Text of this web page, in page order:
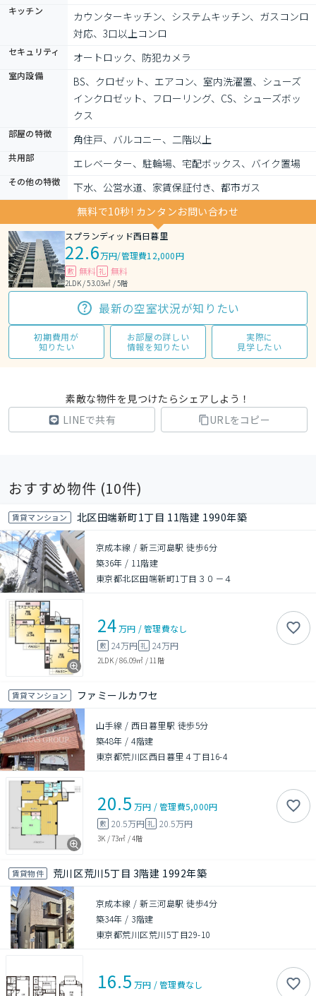
キッチン
カウンターキッチン、システムキッチン、ガスコンロ
対応、3口以上コンロ
セキュリティ オートロック、防犯カメラ
室内設備
BS、クロゼット、エアコン、室内洗濯置、シューズ
インクロゼット、フローリング、CS、シューズボッ
クス
部屋の特徴 角住戸、バルコニー、二階以上
共用部 エレベーター、駐輪場、宅配ボックス、バイク置場
その他の特徴
下水、公営水道、家賃保証付き、都市ガス
無料で10秒! カンタンお問い合わせ
スプランディッド西日暮里
22.6万円/管理費12,000円
敷 無料 礼 無料
2LDK / 53.03㎡ / 5階
最新の空室状況が知りたい
初期費用が
知りたい
お部屋の詳しい
情報を知りたい
実際に
見学したい
素敵な物件を見つけたらシェアしよう！
LINEで共有
URLをコピー
おすすめ物件 (10件)
賃貸マンション 北区田端新町1丁目 11階建 1990年築
京成本線 / 新三河島駅 徒歩6分
築36年 / 11階建
東京都北区田端新町1丁目３０－４
24万円 /管理費なし
敷 24万円 礼 24万円
2LDK/86.09㎡ / 11階
賃貸マンション ファミールカワセ
山手線 / 西日暮里駅 徒歩5分
築48年 /4階建
東京都荒川区西日暮里４丁目16-4
20.5 万円 /管理費5,000円
敷 20.5万円 礼 20.5万円
3K /73㎡ /4階
賃貸物件 荒川区荒川5丁目 3階建 1992年築
京成本線 / 新三河島駅 徒歩4分
築34年 / 3階建
東京都荒川区荒川5丁目29-10
16.5 万円 /管理費なし